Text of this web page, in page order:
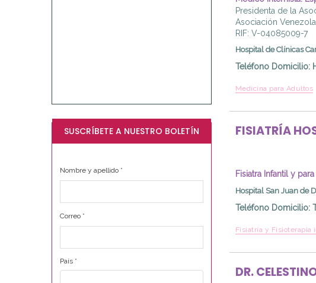
Presidenta de la
Asociación
RIF: V-04085009-7
Hospital de Clínicas
Teléfono Domicilio:
Medicina para Adultos
FISIATRÍA
Fisiatra Infantil y
Hospital San Juan de
Teléfono Domicilio:
Fisiatría y Fisioterapia
DR.
SUSCRÍBETE A NUESTRO BOLETÍN
Nombre y apellido *
Correo *
País *